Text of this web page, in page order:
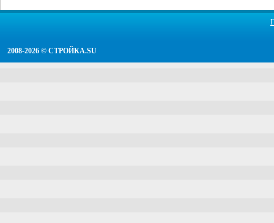
2008-2026 © СТРОЙКА.SU